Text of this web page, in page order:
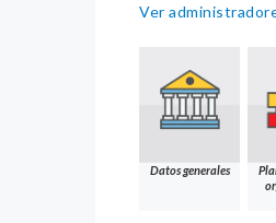
Ver
Datos generales